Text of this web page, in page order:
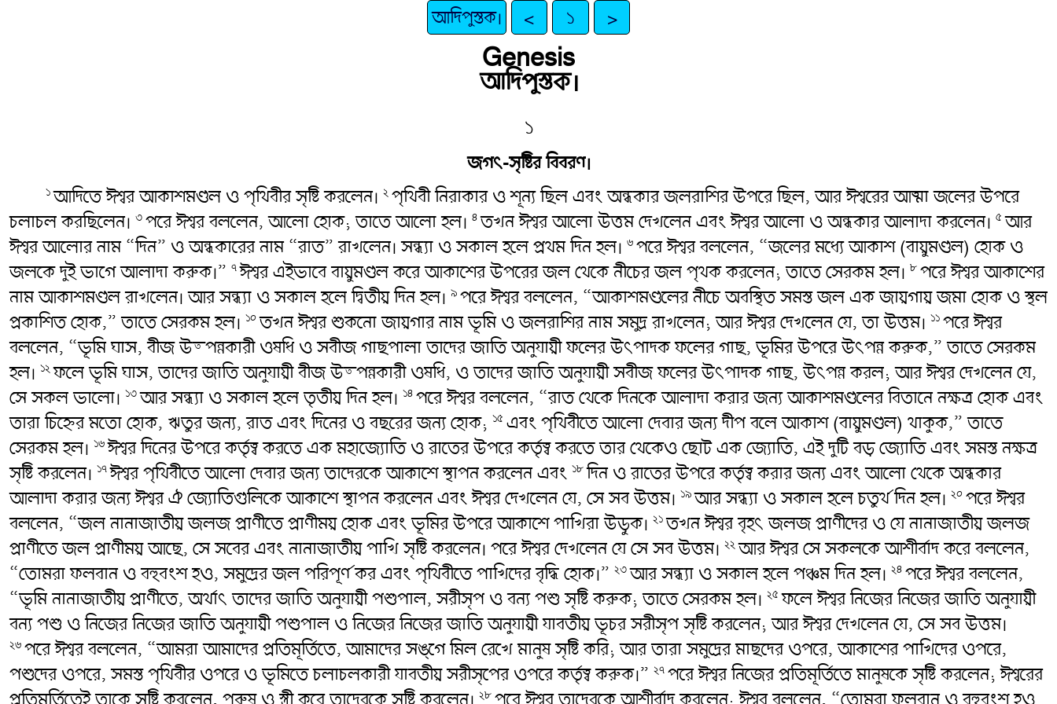
আদিপুস্তক। < ১ >
Genesis
আদিপুস্তক।
১
জগৎ-সৃষ্টির বিবরণ।
১আদিতে ঈশ্বর আকাশমণ্ডল ও পৃথিবীর সৃষ্টি করলেন। ২ পৃথিবী নিরাকার ও শূন্য ছিল এবং অন্ধকার জলরাশির উপরে ছিল, আর ঈশ্বরের আত্মা জলের উপরে
চলাচল করছিলেন। ৩ পরে ঈশ্বর বললেন, আলো হোক; তাতে আলো হল। ৪তখন ঈশ্বর আলো উত্তম দেখলেন এবং ঈশ্বর আলো ও অন্ধকার আলাদা করলেন। ৫আর
ঈশ্বর আলোর নাম “দিন” ও অন্ধকারের নাম “রাত” রাখলেন। সন্ধ্যা ও সকাল হলে প্রথম দিন হল। ৬ পরে ঈশ্বর বললেন, “জলের মধ্যে আকাশ (বায়ুমণ্ডল) হোক ও
জলকে দুই ভাগে আলাদা করুক।” ৭ঈশ্বর এইভাবে বায়ুমণ্ডল করে আকাশের উপরের জল থেকে নীচের জল পৃথক করলেন; তাতে সেরকম হল। ৮ পরে ঈশ্বর আকাশের
নাম আকাশমণ্ডল রাখলেন। আর সন্ধ্যা ও সকাল হলে দ্বিতীয় দিন হল। ৯ পরে ঈশ্বর বললেন, “আকাশমণ্ডলের নীচে অবস্থিত সমস্ত জল এক জায়গায় জমা হোক ও স্থল
প্রকাশিত হোক,” তাতে সেরকম হল। ১০তখন ঈশ্বর শুকনো জায়গার নাম ভূমি ও জলরাশির নাম সমুদ্র রাখলেন; আর ঈশ্বর দেখলেন যে, তা উত্তম। ১১ পরে ঈশ্বর
বললেন, “ভূমি ঘাস, বীজ উত্পন্নকারী ওষধি ও সবীজ গাছপালা তাদের জাতি অনুযায়ী ফলের উৎপাদক ফলের গাছ, ভূমির উপরে উৎপন্ন করুক,” তাতে সেরকম
হল। ১২ফলে ভূমি ঘাস, তাদের জাতি অনুযায়ী বীজ উত্পন্নকারী ওষধি, ও তাদের জাতি অনুযায়ী সবীজ ফলের উৎপাদক গাছ, উৎপন্ন করল; আর ঈশ্বর দেখলেন যে,
সে সকল ভালো। ১৩আর সন্ধ্যা ও সকাল হলে তৃতীয় দিন হল। ১৪ পরে ঈশ্বর বললেন, “রাত থেকে দিনকে আলাদা করার জন্য আকাশমণ্ডলের বিতানে নক্ষত্র হোক এবং
তারা চিহ্নের মতো হোক, ঋতুর জন্য, রাত এবং দিনের ও বছরের জন্য হোক; ১৫ এবং পৃথিবীতে আলো দেবার জন্য দীপ বলে আকাশ (বায়ুমণ্ডল) থাকুক,” তাতে
সেরকম হল। ১৬ঈশ্বর দিনের উপরে কর্তৃত্ব করতে এক মহাজ্যোতি ও রাতের উপরে কর্তৃত্ব করতে তার থেকেও ছোট এক জ্যোতি, এই দুটি বড় জ্যোতি এবং সমস্ত নক্ষত্র
সৃষ্টি করলেন। ১৭ঈশ্বর পৃথিবীতে আলো দেবার জন্য তাদেরকে আকাশে স্থাপন করলেন এবং ১৮দিন ও রাতের উপরে কর্তৃত্ব করার জন্য এবং আলো থেকে অন্ধকার
আলাদা করার জন্য ঈশ্বর ঐ জ্যোতিগুলিকে আকাশে স্থাপন করলেন এবং ঈশ্বর দেখলেন যে, সে সব উত্তম। ১৯আর সন্ধ্যা ও সকাল হলে চতুর্থ দিন হল। ২০ পরে ঈশ্বর
বললেন, “জল নানাজাতীয় জলজ প্রাণীতে প্রাণীময় হোক এবং ভূমির উপরে আকাশে পাখিরা উড়ুক। ২১তখন ঈশ্বর বৃহৎ জলজ প্রাণীদের ও যে নানাজাতীয় জলজ
প্রাণীতে জল প্রাণীময় আছে, সে সবের এবং নানাজাতীয় পাখি সৃষ্টি করলেন। পরে ঈশ্বর দেখলেন যে সে সব উত্তম। ২২আর ঈশ্বর সে সকলকে আশীর্বাদ করে বললেন,
“তোমরা ফলবান ও বহুবংশ হও, সমুদ্রের জল পরিপূর্ণ কর এবং পৃথিবীতে পাখিদের বৃদ্ধি হোক।” ২৩আর সন্ধ্যা ও সকাল হলে পঞ্চম দিন হল। ২৪ পরে ঈশ্বর বললেন,
“ভূমি নানাজাতীয় প্রাণীতে, অর্থাৎ তাদের জাতি অনুযায়ী পশুপাল, সরীসৃপ ও বন্য পশু সৃষ্টি করুক; তাতে সেরকম হল। ২৫ফলে ঈশ্বর নিজের নিজের জাতি অনুযায়ী
বন্য পশু ও নিজের নিজের জাতি অনুযায়ী পশুপাল ও নিজের নিজের জাতি অনুযায়ী যাবতীয় ভূচর সরীসৃপ সৃষ্টি করলেন; আর ঈশ্বর দেখলেন যে, সে সব উত্তম।
২৬ পরে ঈশ্বর বললেন, “আমরা আমাদের প্রতিমূর্তিতে, আমাদের সঙ্গে মিল রেখে মানুষ সৃষ্টি করি; আর তারা সমুদ্রের মাছদের ওপরে, আকাশের পাখিদের ওপরে,
পশুদের ওপরে, সমস্ত পৃথিবীর ওপরে ও ভূমিতে চলাচলকারী যাবতীয় সরীসৃপের ওপরে কর্তৃত্ব করুক।” ২৭ পরে ঈশ্বর নিজের প্রতিমূর্তিতে মানুষকে সৃষ্টি করলেন; ঈশ্বরের
২৮